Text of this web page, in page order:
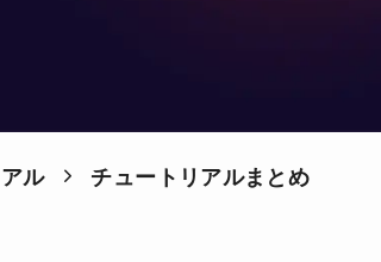
ル チュートリアルまとめ